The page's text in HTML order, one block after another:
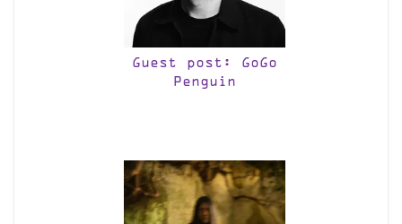
Guest post: GoGo
Penguin